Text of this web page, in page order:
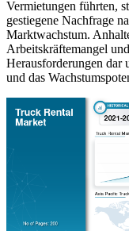
Vermietungen führten,
gestiegene Nachfrage
Marktwachstum.
Arbeitskräftemangel
Herausforderungen dar
und das